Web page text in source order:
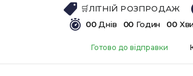
🛒ЛІТНІЙ РОЗПРОДАЖ
00 Днів 00 Годин 00
Готово до відправки